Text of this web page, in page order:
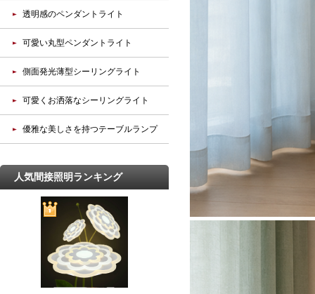
透明感のペンダントライト
可愛い丸型ペンダントライト
側面発光薄型シーリングライト
可愛くお洒落なシーリングライト
優雅な美しさを持つテーブルランプ
人気間接照明ランキング